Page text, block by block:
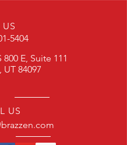
5404
800 E, Suite 111
UT 84097
US